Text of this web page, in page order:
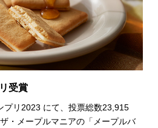
受賞
プリ2023 にて、投票総数23,915
・メープルマニアの「メープルバ